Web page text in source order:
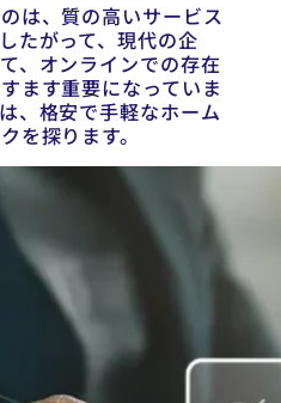
は、質の高いサービス
たがって、現代の企
、オンラインでの存在
ます重要になっていま
、格安で手軽なホーム
を探ります。